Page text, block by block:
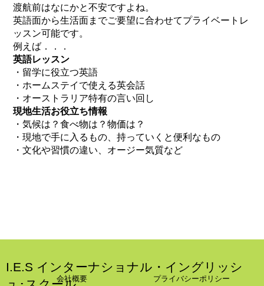
渡航前はなにかと不安ですよね。
英語面から生活面までご要望に合わせてプライベートレ
ッスン可能です。
例えば．．．
英語レッスン
・留学に役立つ英語
・ホームステイで使える英会話
・オーストラリア特有の言い回し
現地生活お役立ち情報
・気候は？食べ物は？物価は？
・現地で手に入るもの、持っていくと便利なもの
・文化や習慣の違い、オージー気質など
I.E.S インターナショナル・イングリッシ
会社概要 プライバシーポリシー